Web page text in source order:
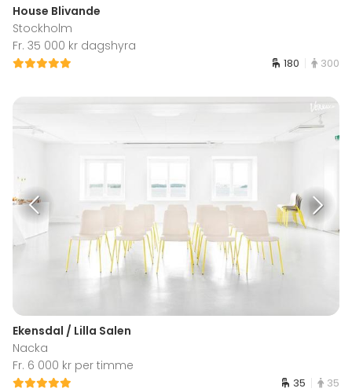
House Blivande
Stockholm
Fr. 35 000 kr dagshyra
180 300
Ekensdal / Lilla Salen
Nacka
Fr. 6 000 kr per timme
35 35